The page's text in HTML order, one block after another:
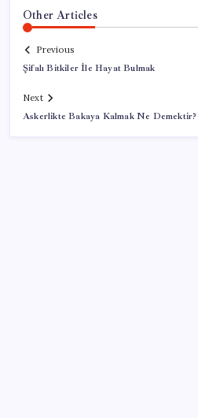
Other Articles
Previous
Şifalı Bitkiler İle Hayat Bulmak
Next
Askerlikte Bakaya Kalmak Ne Demektir?